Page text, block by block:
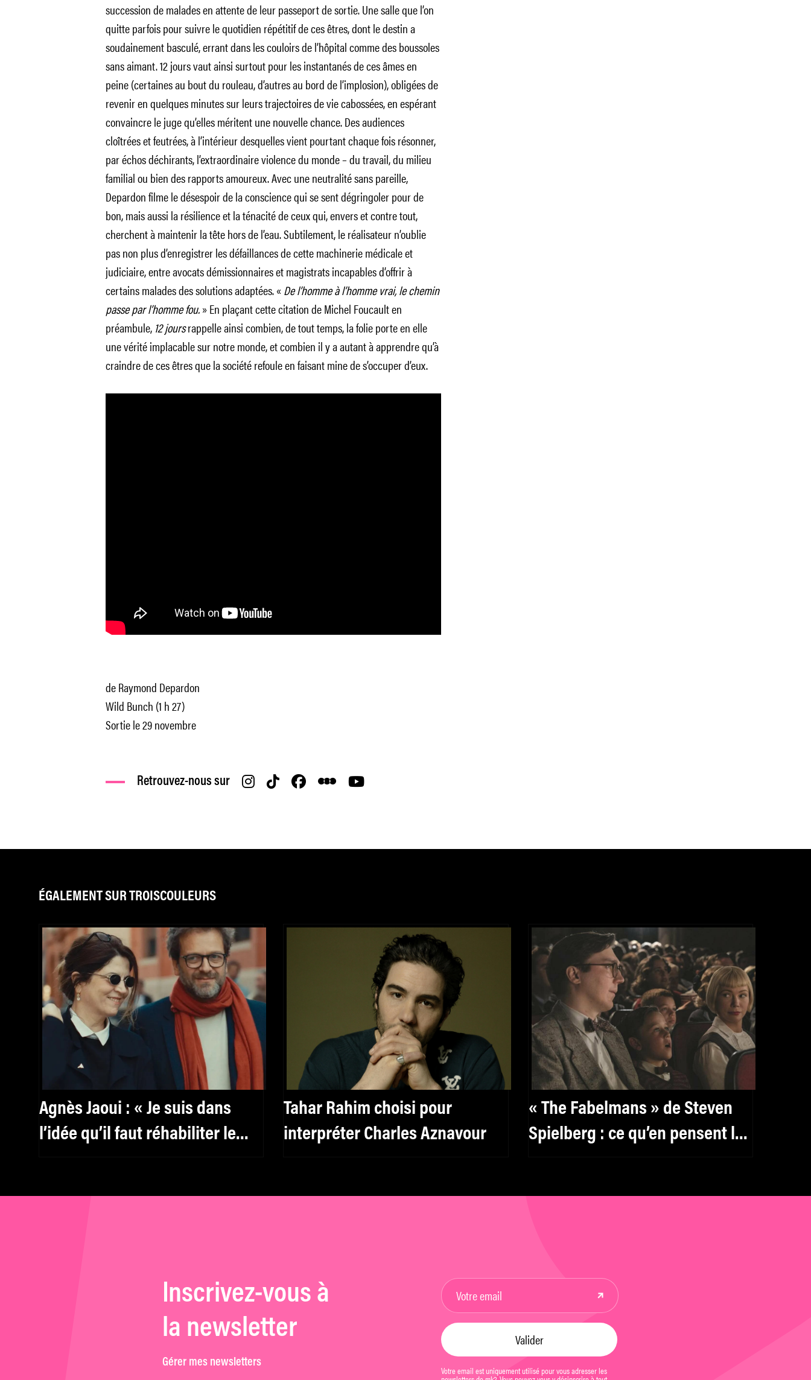
succession de malades en attente de leur passeport de sortie. Une salle que l’on
quitte parfois pour suivre le quotidien répétitif de ces êtres, dont le destin a
soudainement basculé, errant dans les couloirs de l’hôpital comme des boussoles
sans aimant. 12 jours vaut ainsi surtout pour les instantanés de ces âmes en
peine (certaines au bout du rouleau, d’autres au bord de l’implosion), obligées de
revenir en quelques minutes sur leurs trajectoires de vie cabossées, en espérant
convaincre le juge qu’elles méritent une nouvelle chance. Des audiences
cloîtrées et feutrées, à l’intérieur desquelles vient pourtant chaque fois résonner,
par échos déchirants, l’extraordinaire violence du monde – du travail, du milieu
familial ou bien des rapports amoureux. Avec une neutralité sans pareille,
Depardon filme le désespoir de la conscience qui se sent dégringoler pour de
bon, mais aussi la résilience et la ténacité de ceux qui, envers et contre tout,
cherchent à maintenir la tête hors de l’eau. Subtilement, le réalisateur n’oublie
pas non plus d’enregistrer les défaillances de cette machinerie médicale et
judiciaire, entre avocats démissionnaires et magistrats incapables d’offrir à
certains malades des solutions adaptées. «De l’homme à l’homme vrai, le chemin
passe par l’homme fou.» En plaçant cette citation de Michel Foucault en
préambule,12 joursrappelle ainsi combien, de tout temps, la folie porte en elle
une vérité implacable sur notre monde, et combien il y a autant à apprendre qu’à
craindre de ces êtres que la société refoule en faisant mine de s’occuper d’eux.
de Raymond Depardon
Wild Bunch (1 h 27)
Sortie le 29 novembre
Retrouvez-nous sur
ÉGALEMENT SUR TROISCOULEURS
Agnès Jaoui : « Je suis dans
l’idée qu’il faut réhabiliter le
Tahar Rahim choisi pour
interpréter Charles Aznavour
« The Fabelmans » de Steven
Spielberg : ce qu’en pensent les
Inscrivez-vous à
la newsletter
Gérer mes newsletters
Votre email est uniquement utilisé pour vous adresser les